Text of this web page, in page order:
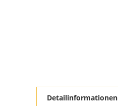
Detailinformationen